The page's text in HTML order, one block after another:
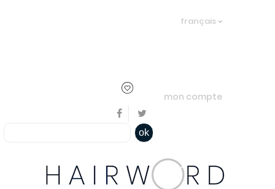
français
mon compte
ok